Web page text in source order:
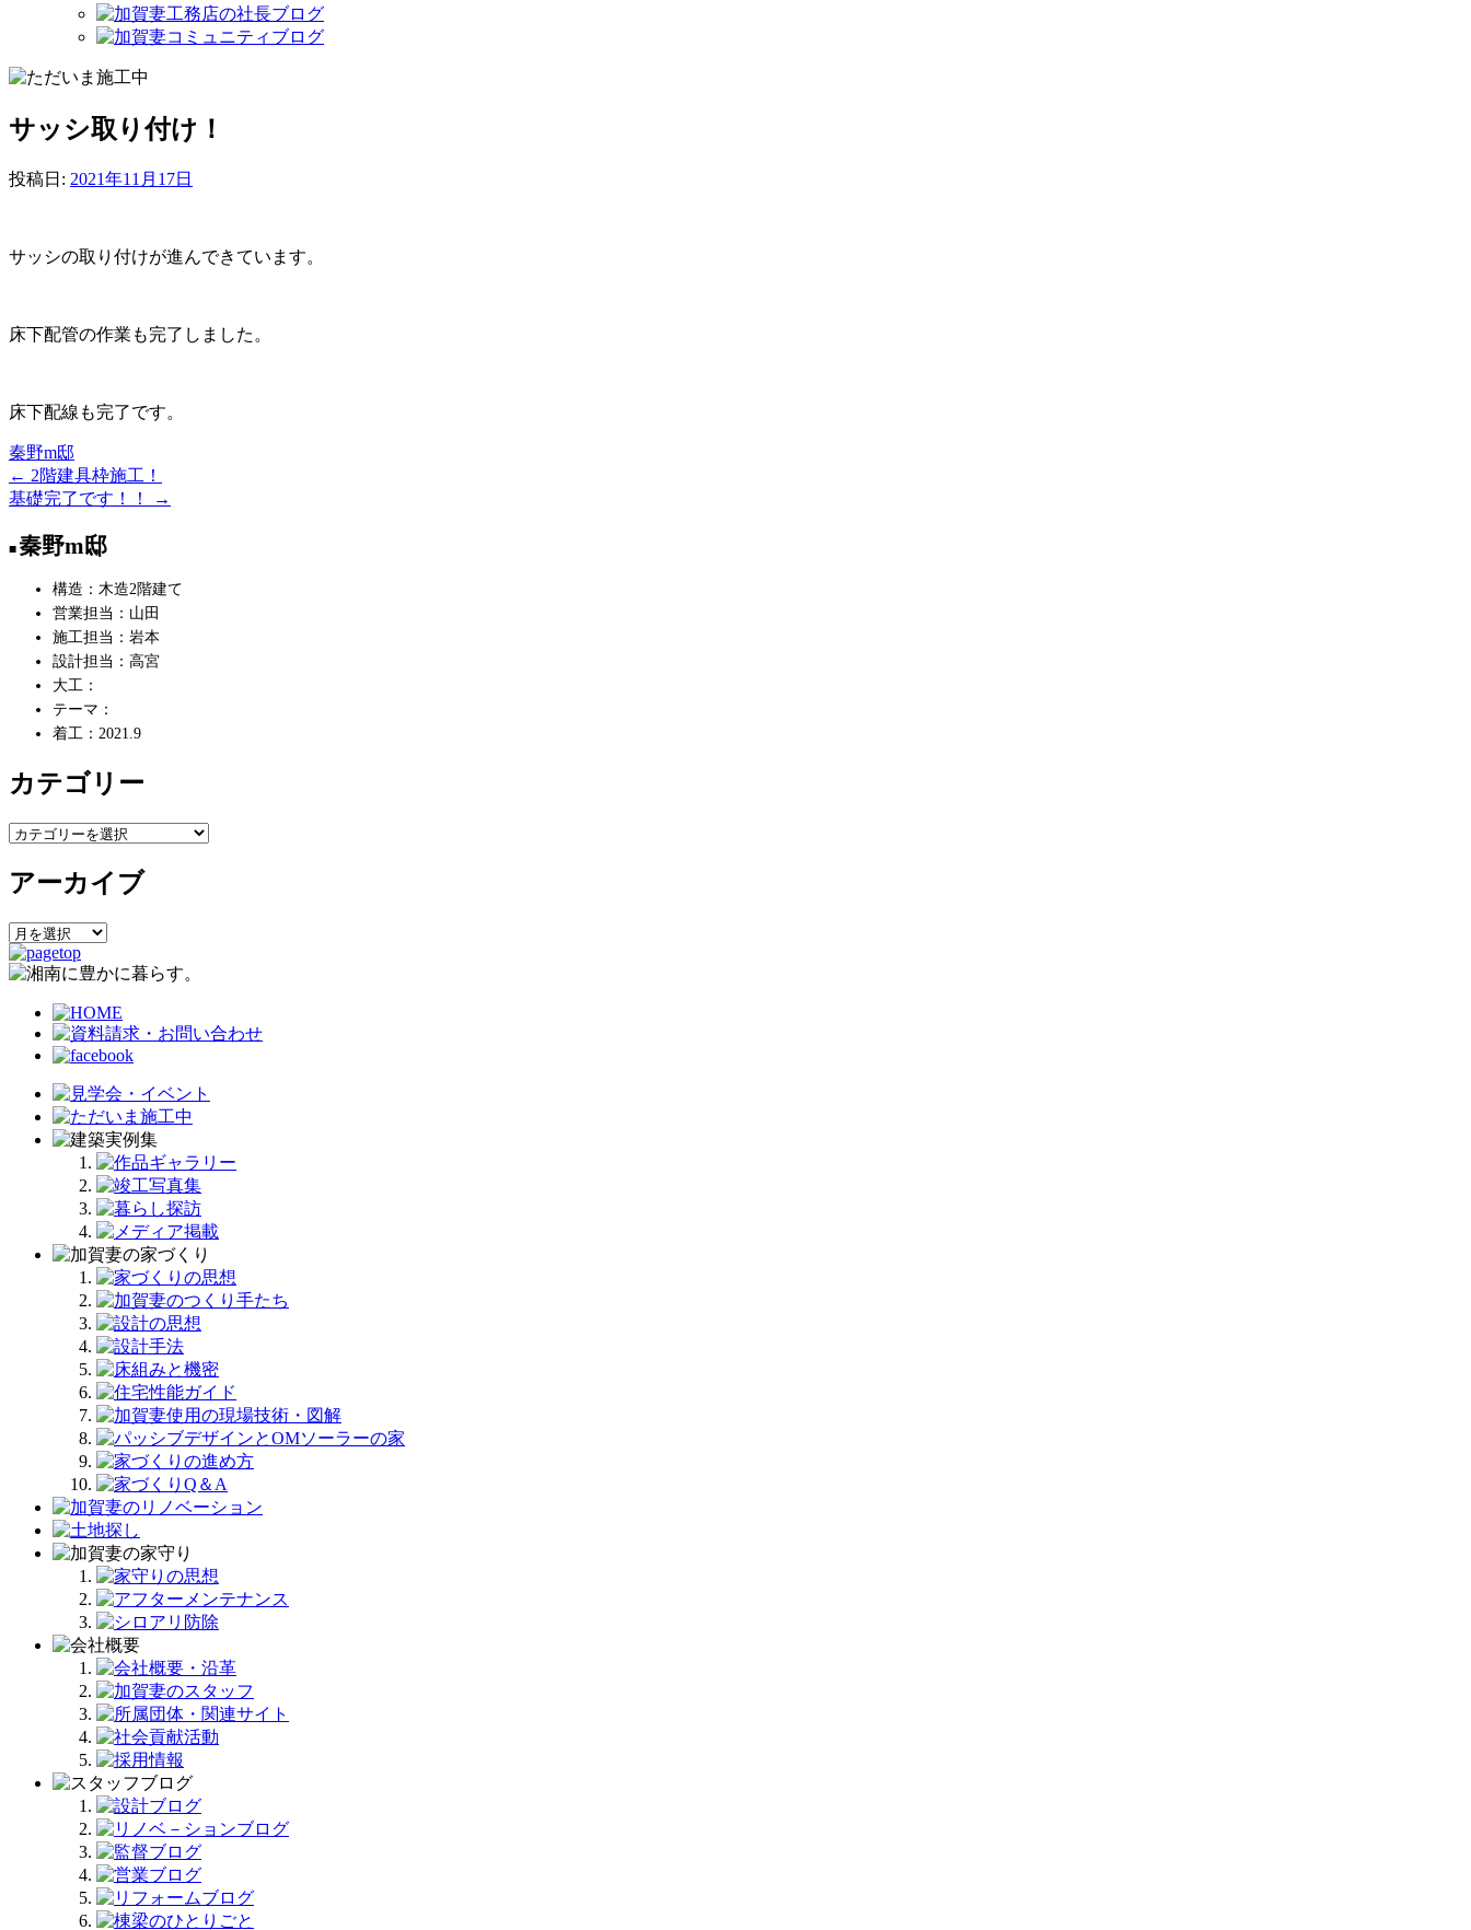
サッシ取り付け！
投稿日: 2021年11月17日
サッシの取り付けが進んできています。
床下配管の作業も完了しました。
床下配線も完了です。
秦野m邸
投
ナ
← 2階建具枠施工！
基礎完了です！！
→
秦野m邸
構造：木造2階建て
営業担当：山田
施工担当：岩本
設計担当：高宮
大工：
テーマ：
着工：2021.9
カテゴリー
カ
ゴ
ー
アーカイブ
ア
ー
カ